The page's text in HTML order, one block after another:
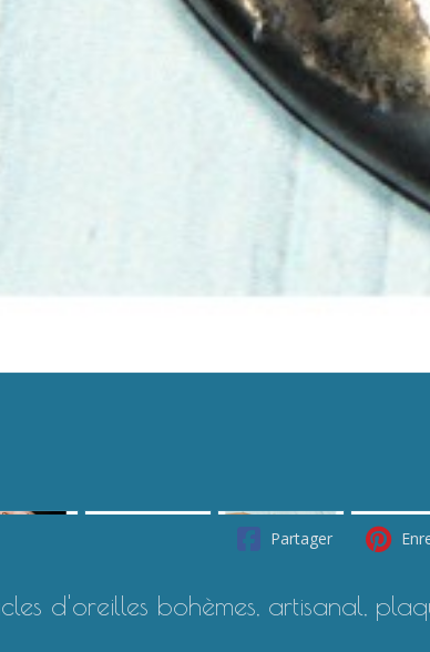
Partager
d'oreilles bohèmes, artisanal,